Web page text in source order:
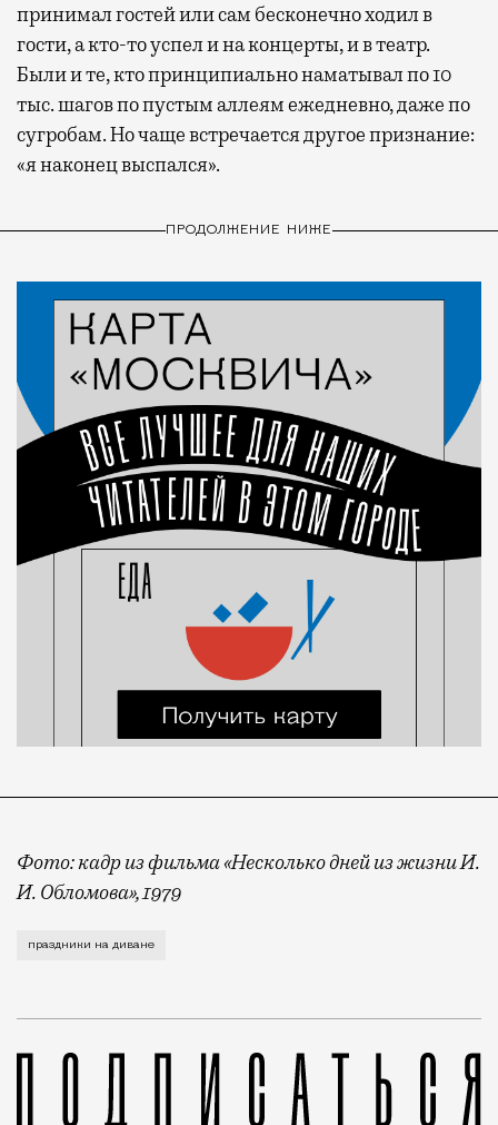
принимал гостей или сам бесконечно ходил в
гости, а кто-то успел и на концерты, и в театр.
Были и те, кто принципиально наматывал по 10
тыс. шагов по пустым аллеям ежедневно, даже по
сугробам. Но чаще встречается другое признание:
«я наконец выспался».
ПРОДОЛЖЕНИЕ НИЖЕ
Фото: кадр из фильма «Несколько дней из жизни И.
И. Обломова», 1979
Новый год в Москве прошел горизонтально. По
праздники на диване